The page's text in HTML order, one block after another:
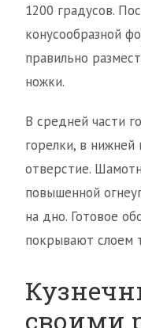
1200 градусов.
конусообразной
правильно
ножки.
В средней части
горелки, в
отверстие.
повышенной
на дно. Готовое
покрывают слоем
своими